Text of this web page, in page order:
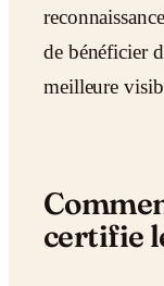
de bénéficier
meilleure
certifie